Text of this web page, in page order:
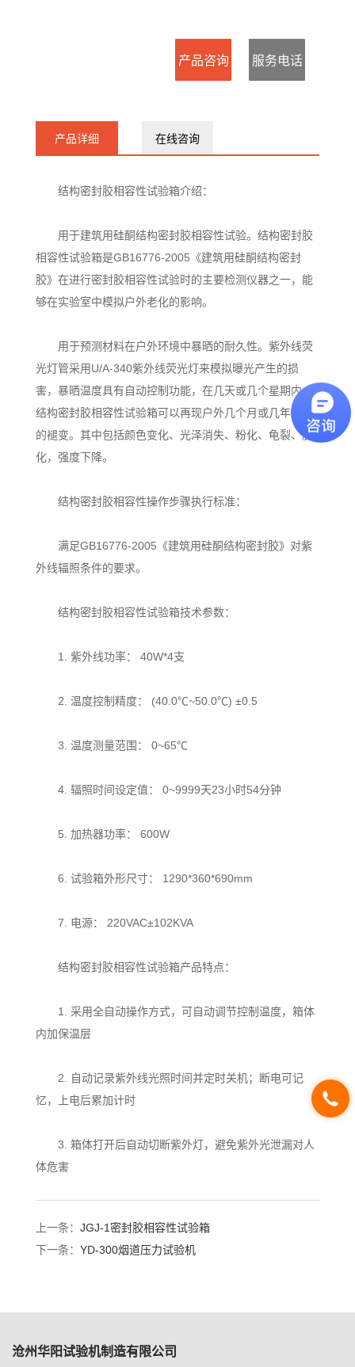
产品咨询 服务电话
产品详细 在线咨询
结构密封胶相容性试验箱介绍：
用于建筑用硅酮结构密封胶相容性试验。结构密封胶
相容性试验箱是GB16776-2005《建筑用硅酮结构密封
胶》在进行密封胶相容性试验时的主要检测仪器之一，能
够在实验室中模拟户外老化的影响。
用于预测材料在户外环境中暴晒的耐久性。紫外线荧
光灯管采用U/A-340紫外线荧光灯来模拟曝光产生的损
害，暴晒温度具有自动控制功能，在几天或几个星期内，
结构密封胶相容性试验箱可以再现户外几个月或几年发生
的褪变。其中包括颜色变化、光泽消失、粉化、龟裂、脆
化，强度下降。
结构密封胶相容性操作步骤执行标准：
满足GB16776-2005《建筑用硅酮结构密封胶》对紫
外线辐照条件的要求。
结构密封胶相容性试验箱技术参数：
1. 紫外线功率： 40W*4支
2. 温度控制精度： (40.0℃~50.0℃) ±0.5
3. 温度测量范围： 0~65℃
4. 辐照时间设定值： 0~9999天23小时54分钟
5. 加热器功率： 600W
6. 试验箱外形尺寸： 1290*360*690mm
7. 电源： 220VAC±102KVA
结构密封胶相容性试验箱产品特点：
1. 采用全自动操作方式，可自动调节控制温度，箱体
内加保温层
2. 自动记录紫外线光照时间并定时关机；断电可记
忆，上电后累加计时
3. 箱体打开后自动切断紫外灯，避免紫外光泄漏对人
体危害
上一条： JGJ-1密封胶相容性试验箱
下一条： YD-300烟道压力试验机
沧州华阳试验机制造有限公司